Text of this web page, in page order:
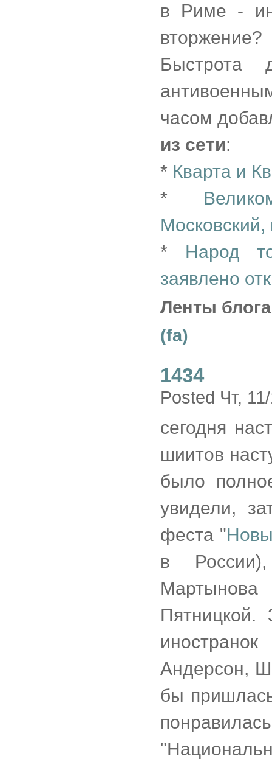
в Риме -
Быстрота
часом
из сети:
* Кварта и
*
* Народ
заявлено
Ленты
(fa)
1434
Posted Чт,
сегодня
шиитов
было
увидели,
феста "
в
Пятницкой.
Андерсон,
бы